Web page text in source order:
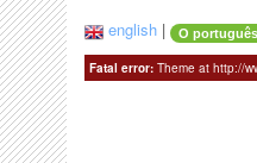
english | O
Fatal error: Theme at http://